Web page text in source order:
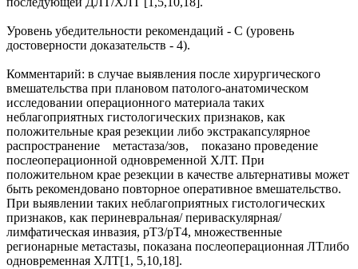
Уровень убедительности рекомендаций - С (уровень
достоверности доказательств - 4).
Комментарий: в случае выявления после хирургического
вмешательства при плановом патолого-анатомическом
исследовании операционного материала таких
неблагоприятных гистологических признаков, как
положительные края резекции либо экстракапсулярное
распространение метастаза/зов, показано проведение
послеоперационной одновременной ХЛТ. При
положительном крае резекции в качестве альтернативы может
быть рекомендовано повторное оперативное вмешательство.
При выявлении таких неблагоприятных гистологических
признаков, как периневральная/ периваскулярная/
лимфатическая инвазия, рТЗ/рТ4, множественные
регионарные метастазы, показана послеоперационная ЛТлибо
одновременная ХЛТ[1, 5,10,18].